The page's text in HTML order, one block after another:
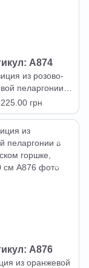
А874
из розово-
пеларгонии в
вазоне,
35 см
грн
А876
из оранжевой